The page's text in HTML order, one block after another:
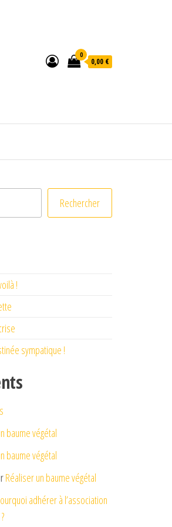
0
0,00 €
Rechercher
!
sympatique !
baume végétal
baume végétal
Réaliser un baume végétal
adhérer à l’association